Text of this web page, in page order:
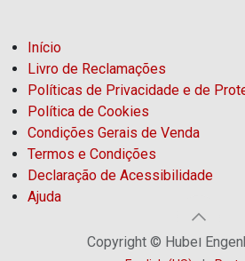
Início
Livro de Reclamações
Políticas de Privacidade e de
Política de Cookies
Condições Gerais de Venda
Termos e Condições
Declaração de Acessibilidade
Ajuda
Copyright © Hubel